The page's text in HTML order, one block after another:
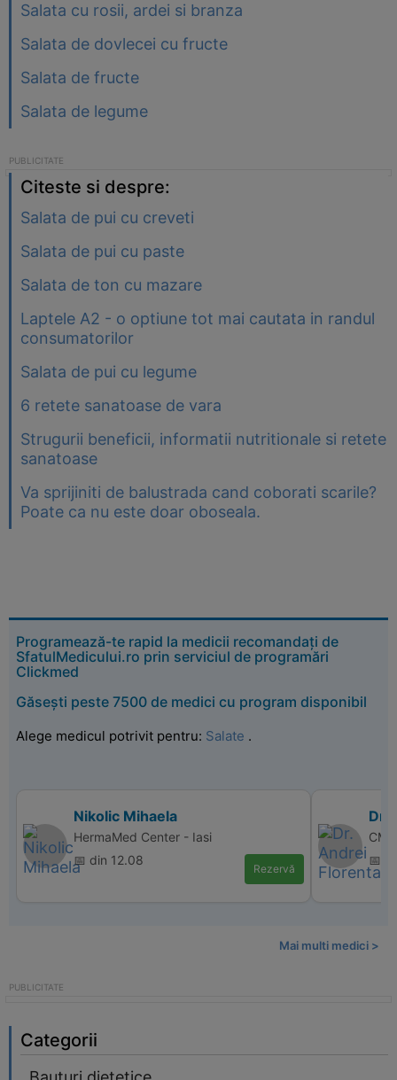
Salata cu rosii, ardei si branza
Salata de dovlecei cu fructe
Salata de fructe
Salata de legume
Citeste si despre:
Salata de pui cu creveti
Salata de pui cu paste
Salata de ton cu mazare
Laptele A2 - o optiune tot mai cautata in randul
consumatorilor
Salata de pui cu legume
6 retete sanatoase de vara
Strugurii beneficii, informatii nutritionale si retete
sanatoase
Va sprijiniti de balustrada cand coborati scarile?
Poate ca nu este doar oboseala.
Programează-te rapid la medicii recomandați de
SfatulMedicului.ro prin serviciul de programări
Clickmed
Găsești peste 7500 de medici cu program disponibil
Alege medicul potrivit pentru: Salate .
Nikolic Mihaela
HermaMed Center - Iasi
📅 din 12.08
Rezervă
Dr.
CM
📅
Mai multi medici >
Categorii